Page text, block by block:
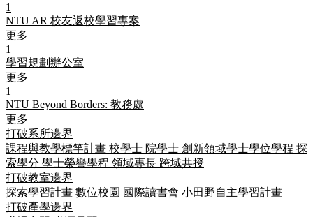
1
NTU AR 校友返校學習專案
更多
1
學習規劃辦公室
更多
1
NTU Beyond Borders: 教務處
更多
打破系所邊界
課程與教學標竿計畫 校學士 院學士 創新領域學士學位學程 探
索學分 學士榮譽學程 領域專長 跨域共授
打破教室邊界
探索學習計畫 數位校園 國際讀書會 小田野自主學習計畫
打破產學邊界